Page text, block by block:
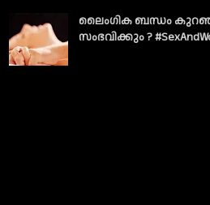
ലൈംഗിക ബന്ധം
സംഭവിക്കും ?